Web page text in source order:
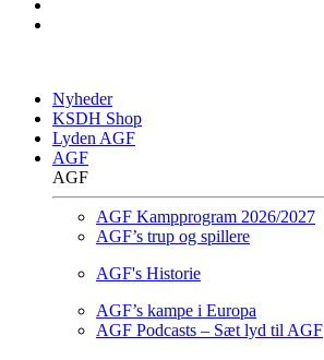
Nyheder
KSDH Shop
Lyden AGF
AGF
AGF
AGF Kampprogram 2026/2027
AGF’s trup og spillere
AGF's Historie
AGF’s kampe i Europa
AGF Podcasts – Sæt lyd til AGF